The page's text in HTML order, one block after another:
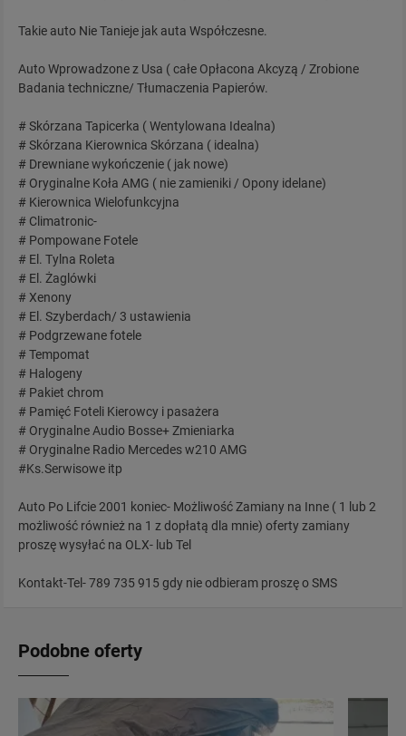
Takie auto Nie Tanieje jak auta Współczesne.
Auto Wprowadzone z Usa ( całe Opłacona Akcyzą / Zrobione
Badania techniczne/ Tłumaczenia Papierów.
# Skórzana Tapicerka ( Wentylowana Idealna)
# Skórzana Kierownica Skórzana ( idealna)
# Drewniane wykończenie ( jak nowe)
# Oryginalne Koła AMG ( nie zamieniki / Opony idelane)
# Kierownica Wielofunkcyjna
# Climatronic-
# Pompowane Fotele
# El. Tylna Roleta
# El. Żaglówki
# Xenony
# El. Szyberdach/ 3 ustawienia
# Podgrzewane fotele
# Tempomat
# Halogeny
# Pakiet chrom
# Pamięć Foteli Kierowcy i pasażera
# Oryginalne Audio Bosse+ Zmieniarka
# Oryginalne Radio Mercedes w210 AMG
#Ks.Serwisowe itp
Auto Po Lifcie 2001 koniec- Możliwość Zamiany na Inne ( 1 lub 2
możliwość również na 1 z dopłatą dla mnie) oferty zamiany
proszę wysyłać na OLX- lub Tel
Kontakt-Tel- 789 735 915 gdy nie odbieram proszę o SMS
Podobne oferty